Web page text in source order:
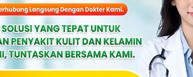
Penting untuk memahami
tidak normal (abnormal):